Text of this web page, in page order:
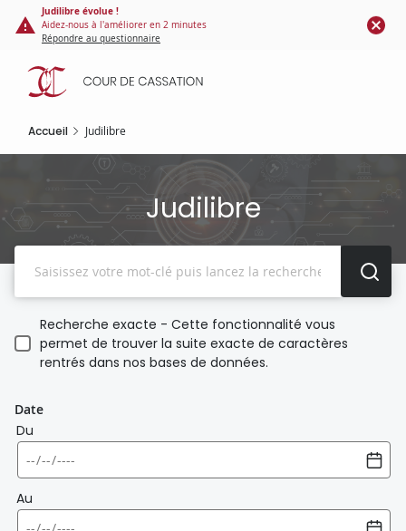
Panneau de gestion des cookies
contenu
principal
Judilibre évolue !
Aidez-nous à l'améliorer en 2 minutes
Répondre au questionnaire
Accueil Judilibre
Judilibre
Recherche exacte - Cette fonctionnalité vous
permet de trouver la suite exacte de caractères
rentrés dans nos bases de données.
Date
Du
Au